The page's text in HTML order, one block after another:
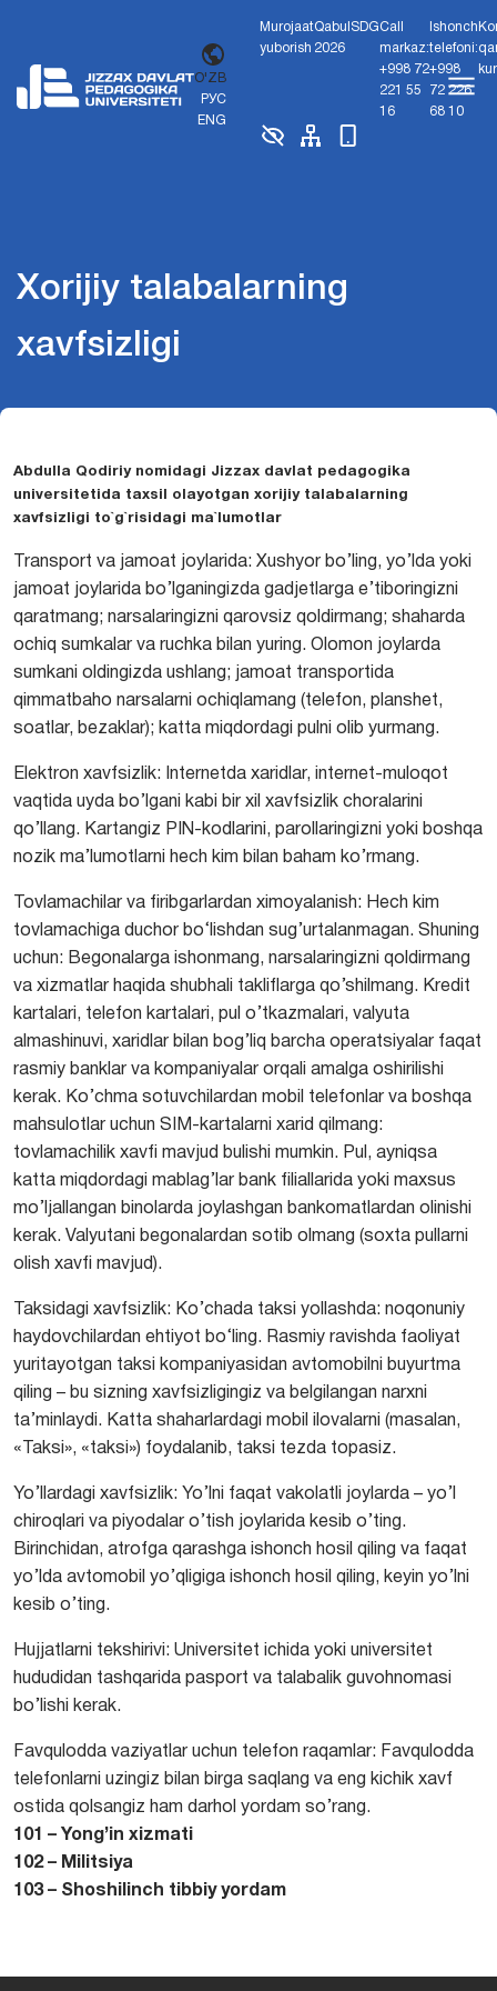
O'ZB
РУС
ENG
Murojaat
yuborish
Qabul
2026
SDGCall
markaz:
+998 72
221 55
16
Ishonch
telefoni:
+998
72 226
68 10
Xorijiy talabalarning
xavfsizligi
Abdulla Qodiriy nomidagi Jizzax davlat pedagogika
universitetida taxsil olayotgan xorijiy talabalarning
xavfsizligi to`g`risidagi ma`lumotlar
Transport va jamoat joylarida: Xushyor bo’ling, yo’lda yoki
jamoat joylarida bo’lganingizda gadjetlarga e’tiboringizni
qaratmang; narsalaringizni qarovsiz qoldirmang; shaharda
ochiq sumkalar va ruchka bilan yuring. Olomon joylarda
sumkani oldingizda ushlang; jamoat transportida
qimmatbaho narsalarni ochiqlamang (telefon, planshet,
soatlar, bezaklar); katta miqdordagi pulni olib yurmang.
Elektron xavfsizlik: Internetda xaridlar, internet-muloqot
vaqtida uyda bo’lgani kabi bir xil xavfsizlik choralarini
qo’llang. Kartangiz PIN-kodlarini, parollaringizni yoki boshqa
nozik ma’lumotlarni hech kim bilan baham ko’rmang.
Tovlamachilar va firibgarlardan ximoyalanish: Hech kim
tovlamachiga duchor bo‘lishdan sug’urtalanmagan. Shuning
uchun: Begonalarga ishonmang, narsalaringizni qoldirmang
va xizmatlar haqida shubhali takliflarga qo’shilmang. Kredit
kartalari, telefon kartalari, pul o’tkazmalari, valyuta
almashinuvi, xaridlar bilan bog’liq barcha operatsiyalar faqat
rasmiy banklar va kompaniyalar orqali amalga oshirilishi
kerak. Ko’chma sotuvchilardan mobil telefonlar va boshqa
mahsulotlar uchun SIM-kartalarni xarid qilmang:
tovlamachilik xavfi mavjud bulishi mumkin. Pul, ayniqsa
katta miqdordagi mablag’lar bank filiallarida yoki maxsus
mo’ljallangan binolarda joylashgan bankomatlardan olinishi
kerak. Valyutani begonalardan sotib olmang (soxta pullarni
olish xavfi mavjud).
Taksidagi xavfsizlik: Ko’chada taksi yollashda: noqonuniy
haydovchilardan ehtiyot bo‘ling. Rasmiy ravishda faoliyat
yuritayotgan taksi kompaniyasidan avtomobilni buyurtma
qiling – bu sizning xavfsizligingiz va belgilangan narxni
ta’minlaydi. Katta shaharlardagi mobil ilovalarni (masalan,
«Taksi», «taksi») foydalanib, taksi tezda topasiz.
Yo’llardagi xavfsizlik: Yo’lni faqat vakolatli joylarda – yo’l
chiroqlari va piyodalar o’tish joylarida kesib o’ting.
Birinchidan, atrofga qarashga ishonch hosil qiling va faqat
yo’lda avtomobil yo’qligiga ishonch hosil qiling, keyin yo’lni
kesib o’ting.
Hujjatlarni tekshirivi: Universitet ichida yoki universitet
hududidan tashqarida pasport va talabalik guvohnomasi
bo’lishi kerak.
Favqulodda vaziyatlar uchun telefon raqamlar: Favqulodda
telefonlarni uzingiz bilan birga saqlang va eng kichik xavf
ostida qolsangiz ham darhol yordam so’rang.
101 – Yong’in xizmati
102 – Militsiya
103 – Shoshilinch tibbiy yordam